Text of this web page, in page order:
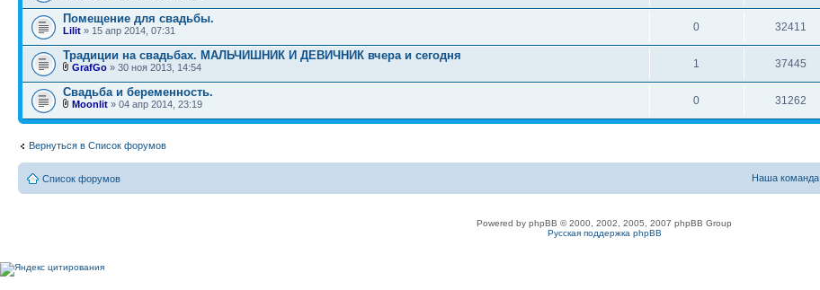
Помещение для свадьбы.
Lilit » 15 апр 2014, 07:31 0 32411
Традиции на свадьбах. МАЛЬЧИШНИК И ДЕВИЧНИК вчера и сегодня
GrafGo » 30 ноя 2013, 14:54 1 37445
Свадьба и беременность.
Moonlit » 04 апр 2014, 23:19 0 31262
Вернуться в Список форумов
Список форумов Наша команда
Powered by phpBB © 2000, 2002, 2005, 2007 phpBB Group
Русская поддержка phpBB